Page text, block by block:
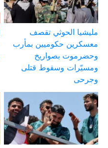
مليشيا الحوثي تقصف
معسكرين حكوميين بمأرب
وحضرموت بصواريخ
ومسيّرات وسقوط قتلى
وجرحى